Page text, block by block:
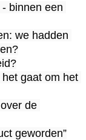
binnen een
we hadden
gaat om het
de